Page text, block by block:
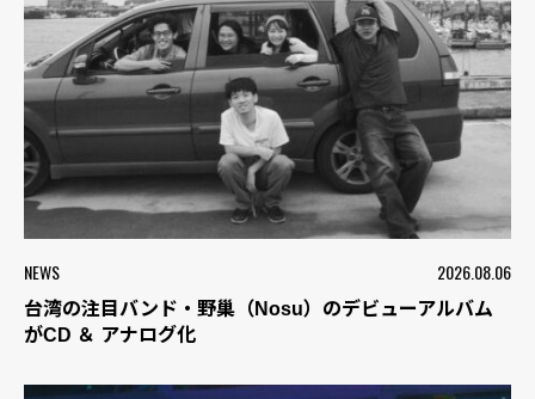
NEWS 2026.08.06
台湾の注目バンド・野巢（Nosu）のデビューアルバム
がCD ＆ アナログ化